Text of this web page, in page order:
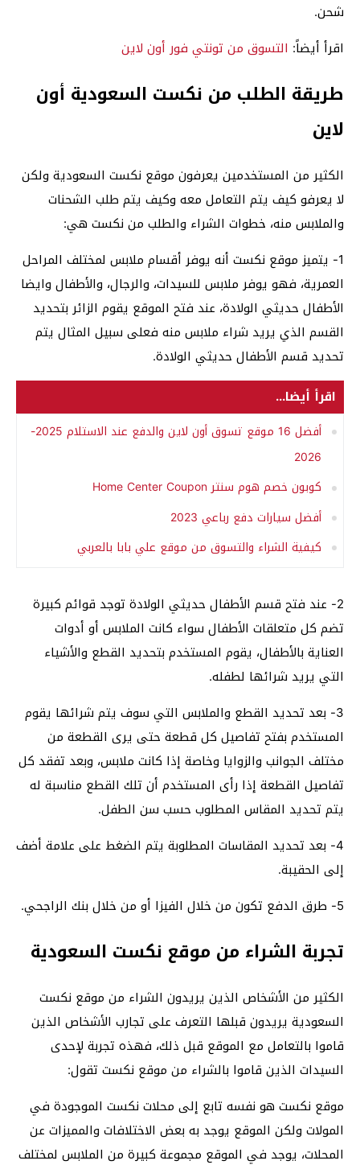
شحن.
اقرأ أيضاً: التسوق من تونتي فور أون لاين
طريقة الطلب من نكست السعودية أون
لاين
الكثير من المستخدمين يعرفون موقع نكست السعودية ولكن
لا يعرفو كيف يتم التعامل معه وكيف يتم طلب الشحنات
والملابس منه، خطوات الشراء والطلب من نكست هي:
1- يتميز موقع نكست أنه يوفر أقسام ملابس لمختلف المراحل
العمرية، فهو يوفر ملابس للسيدات، والرجال، والأطفال وايضا
الأطفال حديثي الولادة، عند فتح الموقع يقوم الزائر بتحديد
القسم الذي يريد شراء ملابس منه فعلى سبيل المثال يتم
تحديد قسم الأطفال حديثي الولادة.
اقرأ أيضا...
أفضل 16 موقع تسوق أون لاين والدفع عند الاستلام 2025-
2026
كوبون خصم هوم سنتر Home Center Coupon
أفضل سيارات دفع رباعي 2023
كيفية الشراء والتسوق من موقع علي بابا بالعربي
2- عند فتح قسم الأطفال حديثي الولادة توجد قوائم كبيرة
تضم كل متعلقات الأطفال سواء كانت الملابس أو أدوات
العناية بالأطفال، يقوم المستخدم بتحديد القطع والأشياء
التي يريد شرائها لطفله.
3- بعد تحديد القطع والملابس التي سوف يتم شرائها يقوم
المستخدم بفتح تفاصيل كل قطعة حتى يرى القطعة من
مختلف الجوانب والزوايا وخاصة إذا كانت ملابس، وبعد تفقد كل
تفاصيل القطعة إذا رأى المستخدم أن تلك القطع مناسبة له
يتم تحديد المقاس المطلوب حسب سن الطفل.
4- بعد تحديد المقاسات المطلوبة يتم الضغط على علامة أضف
إلى الحقيبة.
5- طرق الدفع تكون من خلال الفيزا أو من خلال بنك الراجحي.
تجربة الشراء من موقع نكست السعودية
الكثير من الأشخاص الذين يريدون الشراء من موقع نكست
السعودية يريدون قبلها التعرف على تجارب الأشخاص الذين
قاموا بالتعامل مع الموقع قبل ذلك، فهذه تجربة لإحدى
السيدات الذين قاموا بالشراء من موقع نكست تقول:
موقع نكست هو نفسه تابع إلى محلات نكست الموجودة في
المولات ولكن الموقع يوجد به بعض الاختلافات والمميزات عن
المحلات، يوجد في الموقع مجموعة كبيرة من الملابس لمختلف